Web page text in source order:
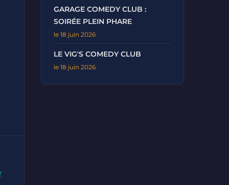
GARAGE COMEDY CLUB :
SOIRÉE PLEIN PHARE
le 18 juin 2026
LE VIG'S COMEDY CLUB
le 18 juin 2026